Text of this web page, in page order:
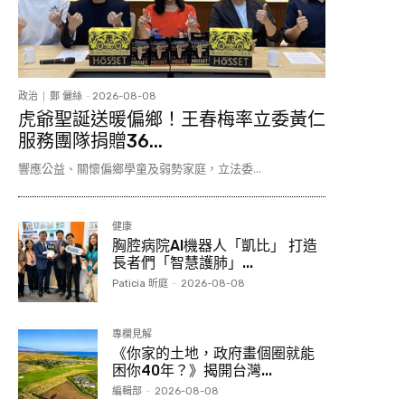
政治 鄭 儷絲 - 2026-08-08
虎爺聖誕送暖偏鄉！王春梅率立委黃仁
服務團隊捐贈36...
響應公益、關懷偏鄉學童及弱勢家庭，立法委...
健康
胸腔病院AI機器人「凱比」 打造
長者們「智慧護肺」...
Paticia 昕庭 - 2026-08-08
專欄見解
《你家的土地，政府畫個圈就能
困你40年？》揭開台灣...
編輯部 - 2026-08-08